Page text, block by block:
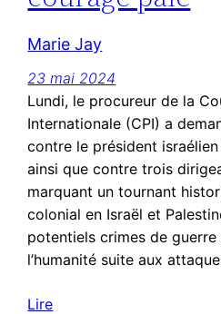
Marie Jay
23 mai 2024
Lundi, le procureur de la
Internationale (CPI) a
contre le président
ainsi que contre trois
marquant un tournant
colonial en Israël et
potentiels crimes de
l’humanité suite aux
Lire